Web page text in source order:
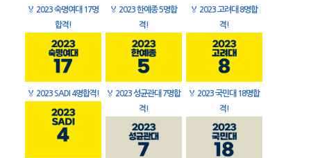
🏅 2023 숙명여대 17명
합격!
🏅 2023 한예종 5명합
격!
🏅 2023 고려대 8명합
격!
🏅 2023 SADI 4명합격! 🏅 2023 성균관대 7명합
격!
🏅 2023 국민대 18명합
격!